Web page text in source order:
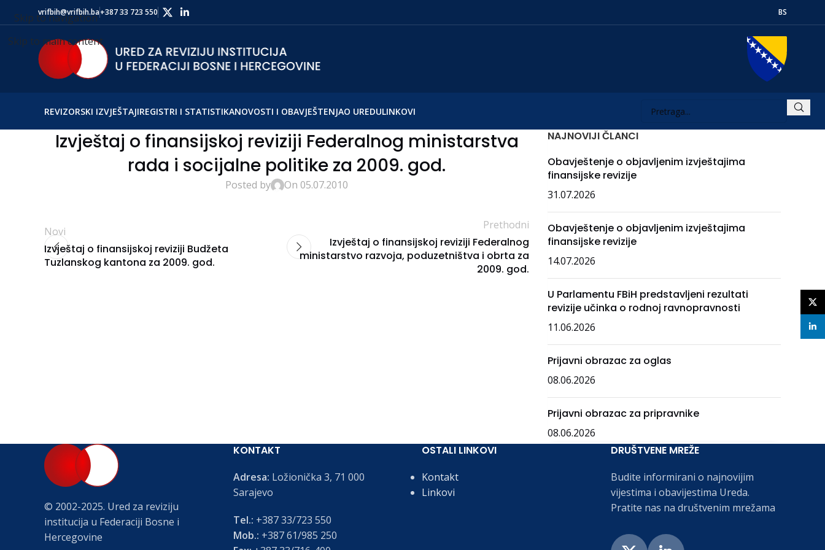
Skip to navigation
Skip to main content
vrifbih@vrifbih.ba+387 33 723 550 BS
REVIZORSKI IZVJEŠTAJIREGISTRI I STATISTIKANOVOSTI I OBAVJEŠTENJAO UREDULINKOVI
Izvještaj o finansijskoj reviziji Federalnog ministarstva
rada i socijalne politike za 2009. god.
Posted by On 05.07.2010
Novi
Izvještaj o finansijskoj reviziji Budžeta
Tuzlanskog kantona za 2009. god.
Prethodni
Izvještaj o finansijskoj reviziji Federalnog
ministarstvo razvoja, poduzetništva i obrta za
2009. god.
NAJNOVIJI ČLANCI
Obavještenje o objavljenim izvještajima
finansijske revizije
31.07.2026
Obavještenje o objavljenim izvještajima
finansijske revizije
14.07.2026
U Parlamentu FBiH predstavljeni rezultati
revizije učinka o rodnoj ravnopravnosti
11.06.2026
Prijavni obrazac za oglas
08.06.2026
Prijavni obrazac za pripravnike
08.06.2026
© 2002-2025. Ured za reviziju
institucija u Federaciji Bosne i
Hercegovine
KONTAKT
Adresa: Ložionička 3, 71 000
Sarajevo
Tel.: +387 33/723 550
Mob.: +387 61/985 250
OSTALI LINKOVI
Kontakt
Linkovi
DRUŠTVENE MREŽE
Budite informirani o najnovijim
vijestima i obavijestima Ureda.
Pratite nas na društvenim mrežama